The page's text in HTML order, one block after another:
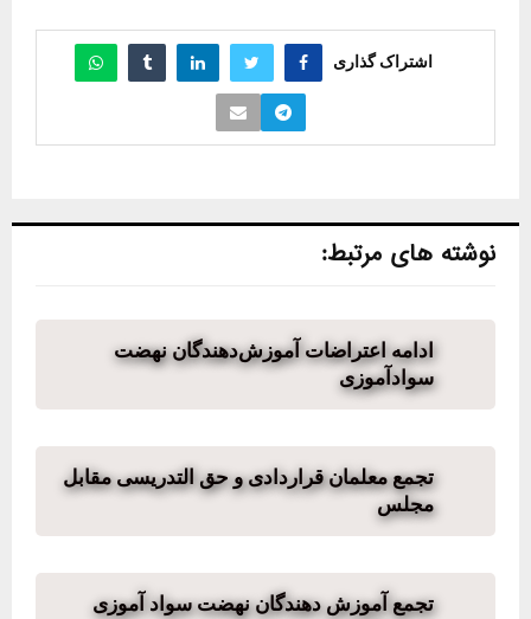
اشتراک گذاری
نوشته های مرتبط:
ادامه اعتراضات آموزش‌دهندگان نهضت
سوادآموزی
تجمع معلمان قراردادی و حق التدریسی مقابل
مجلس
تجمع آموزش دهندگان نهضت سواد آموزی